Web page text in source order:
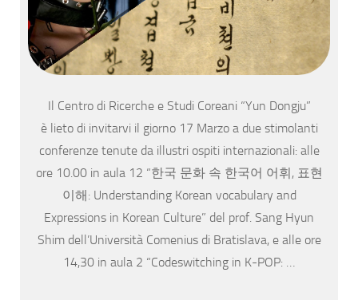
Il Centro di Ricerche e Studi Coreani “Yun Dongju”
è lieto di invitarvi il giorno 17 Marzo a due stimolanti
conferenze tenute da illustri ospiti internazionali: alle
ore 10.00 in aula 12 “한국 문화 속 한국어 어휘, 표현
이해: Understanding Korean vocabulary and
Expressions in Korean Culture” del prof. Sang Hyun
Shim dell’Università Comenius di Bratislava, e alle ore
14,30 in aula 2 “Codeswitching in K-POP: …